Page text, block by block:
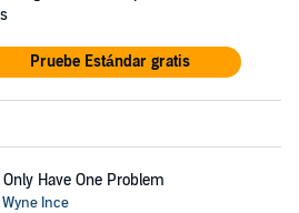
Pruebe Estándar gratis
Only Have One Problem
Wyne Ince